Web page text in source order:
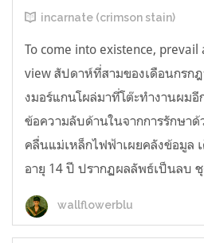
incarnate (crimson stain)
To come into existence,
view สัปดาห์ที่สามของเดือนกรก
งมอร์แกนโผล่มาที่โต๊ะทำงานผมอี
ข้อความลับด้านในจากการรักษาด้
คลื่นแม่เหล็กไฟฟ้าเผยคลังข้อมูล
อายุ 14 ปี ปรากฏผลลัพธ์เป็นลบ
wallflowerblu